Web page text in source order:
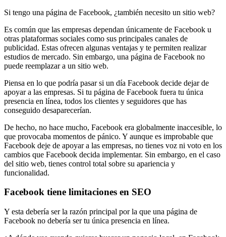
Si tengo una página de Facebook, ¿también necesito un sitio web?
Es común que las empresas dependan únicamente de Facebook u
otras plataformas sociales como sus principales canales de
publicidad. Estas ofrecen algunas ventajas y te permiten realizar
estudios de mercado. Sin embargo, una página de Facebook no
puede reemplazar a un sitio web.
Piensa en lo que podría pasar si un día Facebook decide dejar de
apoyar a las empresas. Si tu página de Facebook fuera tu única
presencia en línea, todos los clientes y seguidores que has
conseguido desaparecerían.
De hecho, no hace mucho, Facebook era globalmente inaccesible, lo
que provocaba momentos de pánico. Y aunque es improbable que
Facebook deje de apoyar a las empresas, no tienes voz ni voto en los
cambios que Facebook decida implementar. Sin embargo, en el caso
del sitio web, tienes control total sobre su apariencia y
funcionalidad.
Facebook tiene limitaciones en SEO
Y esta debería ser la razón principal por la que una página de
Facebook no debería ser tu única presencia en línea.